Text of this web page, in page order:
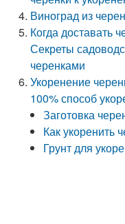
Виноград из
Когда доставать
Секреты
черенками
Укоренение
100% способ
Заготовка
Как укоренить
Грунт для